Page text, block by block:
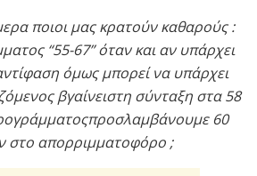
ποιοι μας κρατούν καθαρούς :
“55-67” όταν και αν υπάρχει
όμως μπορεί να υπάρχει
βγαίνειστη σύνταξη στα 58
60
στο απορριμματοφόρο ;